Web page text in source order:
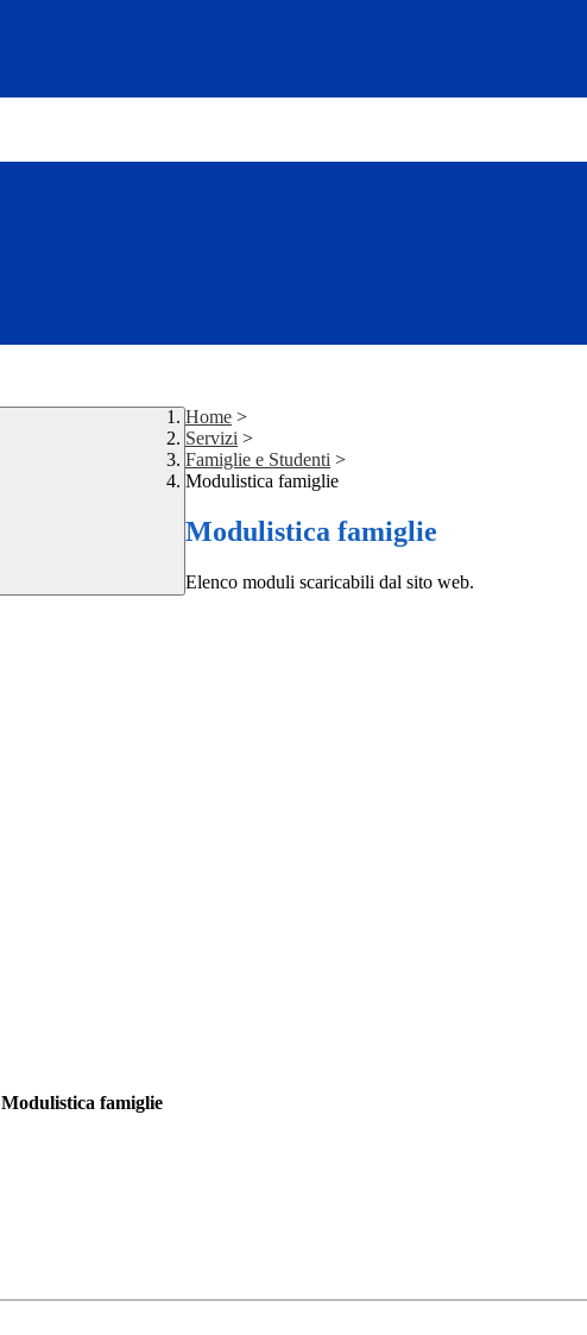
Home >
Servizi >
Famiglie e Studenti >
Modulistica famiglie
Modulistica famiglie
Elenco moduli scaricabili dal sito web.
Modulistica famiglie